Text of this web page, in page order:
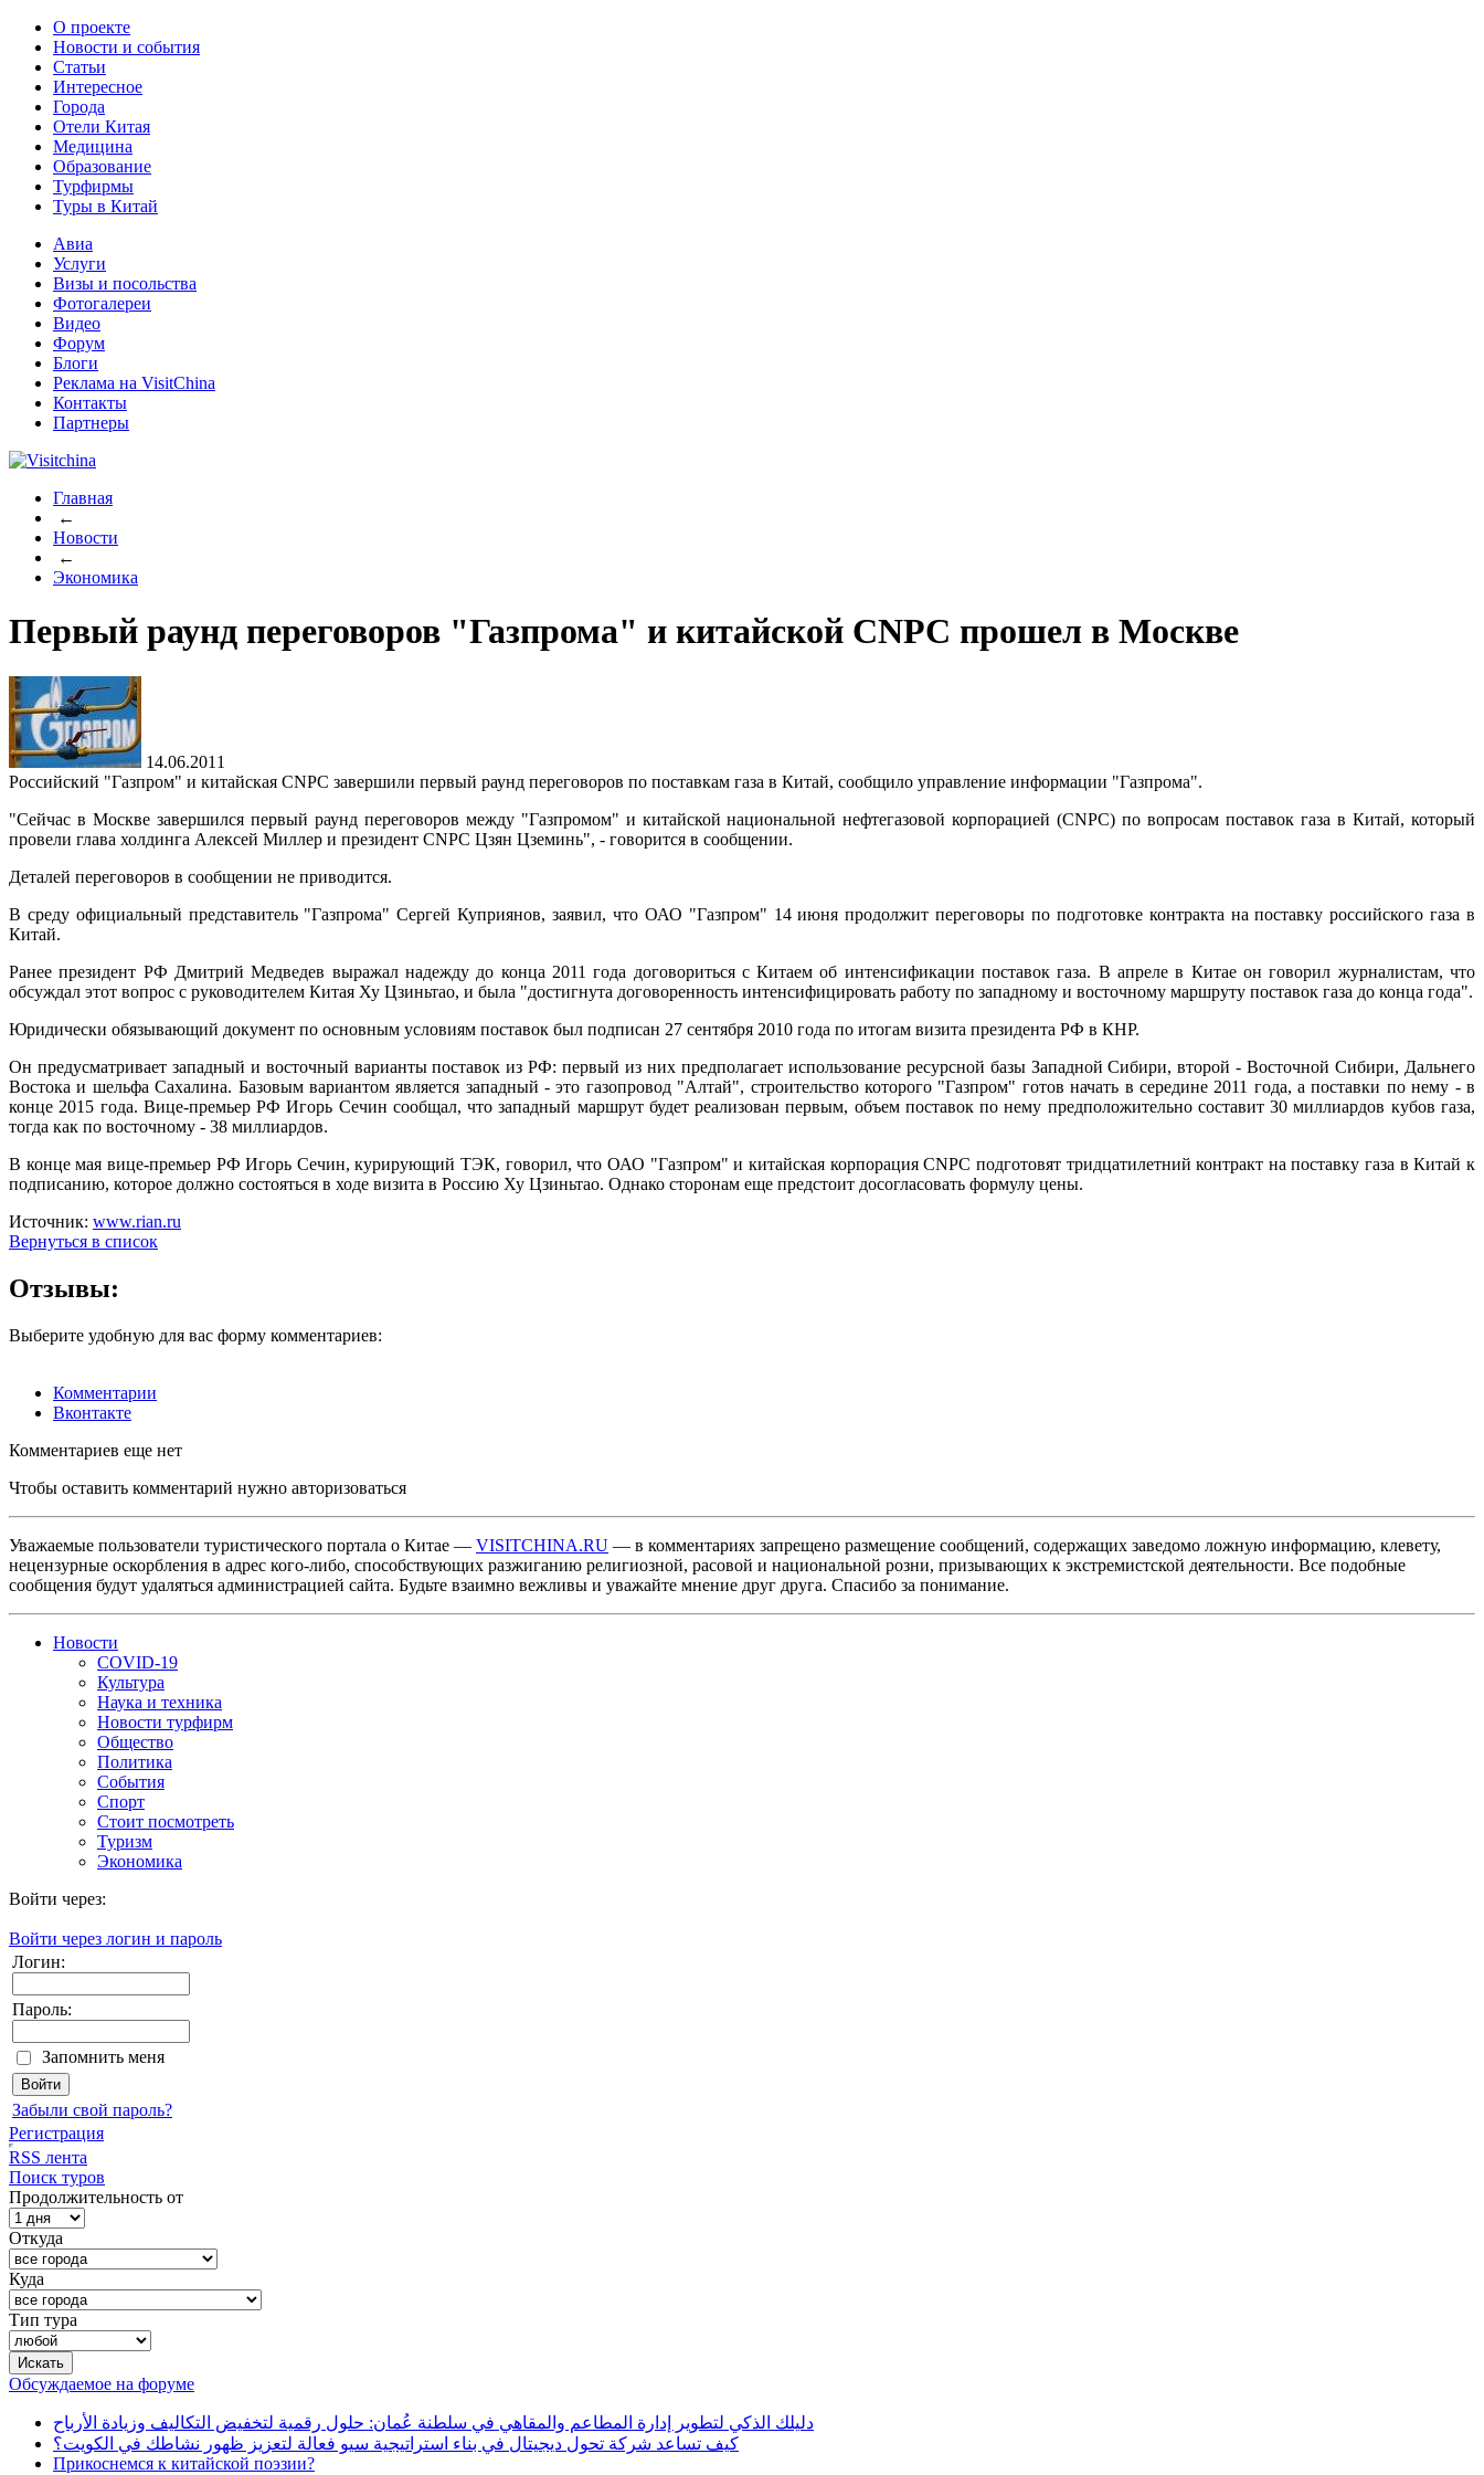
О проекте
Новости и события
Статьи
Интересное
Города
Отели Китая
Медицина
Образование
Турфирмы
Туры в Китай
Авиа
Услуги
Визы и посольства
Фотогалереи
Видео
Форум
Блоги
Реклама на VisitChina
Контакты
Партнеры
Главная
←
Новости
←
Экономика
Первый раунд переговоров "Газпрома" и китайской CNPC прошел в Москве
14.06.2011
Российский "Газпром" и китайская CNPC завершили первый раунд переговоров по поставкам газа в Китай, сообщило управление информации "Газпрома".
"Сейчас в Москве завершился первый раунд переговоров между "Газпромом" и китайской национальной нефтегазовой корпорацией (CNPC) по вопросам поставок газа в Китай, который
провели глава холдинга Алексей Миллер и президент CNPC Цзян Цземинь", - говорится в сообщении.
Деталей переговоров в сообщении не приводится.
В среду официальный представитель "Газпрома" Сергей Куприянов, заявил, что ОАО "Газпром" 14 июня продолжит переговоры по подготовке контракта на поставку российского газа в
Китай.
Ранее президент РФ Дмитрий Медведев выражал надежду до конца 2011 года договориться с Китаем об интенсификации поставок газа. В апреле в Китае он говорил журналистам, что
обсуждал этот вопрос с руководителем Китая Ху Цзиньтао, и была "достигнута договоренность интенсифицировать работу по западному и восточному маршруту поставок газа до конца года".
Юридически обязывающий документ по основным условиям поставок был подписан 27 сентября 2010 года по итогам визита президента РФ в КНР.
Он предусматривает западный и восточный варианты поставок из РФ: первый из них предполагает использование ресурсной базы Западной Сибири, второй - Восточной Сибири, Дальнего
Востока и шельфа Сахалина. Базовым вариантом является западный - это газопровод "Алтай", строительство которого "Газпром" готов начать в середине 2011 года, а поставки по нему - в
конце 2015 года. Вице-премьер РФ Игорь Сечин сообщал, что западный маршрут будет реализован первым, объем поставок по нему предположительно составит 30 миллиардов кубов газа,
тогда как по восточному - 38 миллиардов.
В конце мая вице-премьер РФ Игорь Сечин, курирующий ТЭК, говорил, что ОАО "Газпром" и китайская корпорация CNPC подготовят тридцатилетний контракт на поставку газа в Китай к
подписанию, которое должно состояться в ходе визита в Россию Ху Цзиньтао. Однако сторонам еще предстоит досогласовать формулу цены.
Источник: www.rian.ru
Вернуться в список
Отзывы:
Выберите удобную для вас форму комментариев:
Комментарии
Вконтакте
Комментариев еще нет
Чтобы оставить комментарий нужно авторизоваться
Уважаемые пользователи туристического портала о Китае — VISITCHINA.RU — в комментариях запрещено размещение сообщений, содержащих заведомо ложную информацию, клевету,
нецензурные оскорбления в адрес кого-либо, способствующих разжиганию религиозной, расовой и национальной розни, призывающих к экстремистской деятельности. Все подобные
сообщения будут удаляться администрацией сайта. Будьте взаимно вежливы и уважайте мнение друг друга. Спасибо за понимание.
Новости
COVID-19
Культура
Наука и техника
Новости турфирм
Общество
Политика
События
Спорт
Стоит посмотреть
Туризм
Экономика
Войти через:
Войти через логин и пароль
Логин:
Пароль:
Запомнить меня
Забыли свой пароль?
Регистрация
RSS лента
Поиск туров
Продолжительность от
Откуда
Куда
Тип тура
Обсуждаемое на форуме
دليلك الذكي لتطوير إدارة المطاعم والمقاهي في سلطنة عُمان: حلول رقمية لتخفيض التكاليف وزيادة الأرباح
كيف تساعد شركة تحول ديجيتال في بناء استراتيجية سيو فعالة لتعزيز ظهور نشاطك في الكويت؟
Прикоснемся к китайской поэзии?